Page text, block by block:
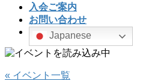
入会ご案内
お問い合わせ
Japanese
« イベント一覧